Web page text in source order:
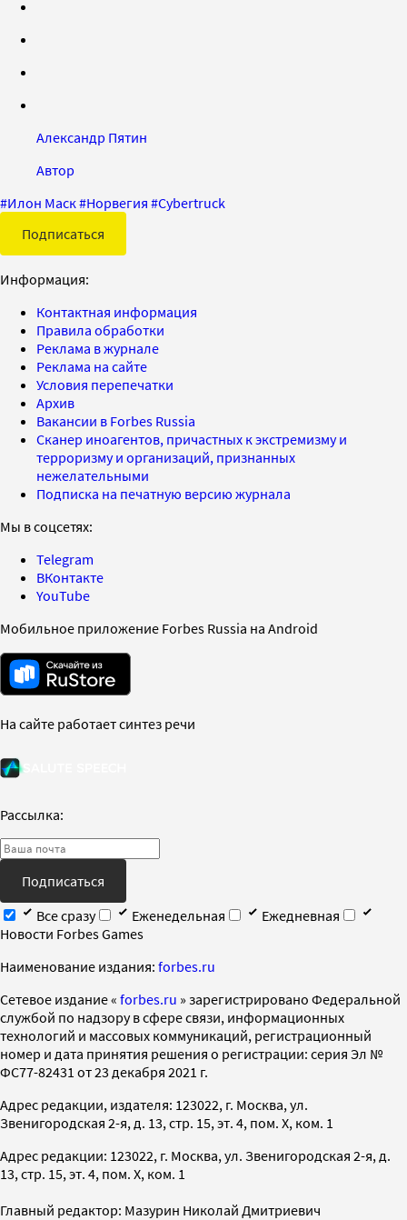
Александр Пятин
Автор
#Илон Маск#Норвегия #Cybertruck
Подписаться
Информация:
Контактная информация
Правила обработки
Реклама в журнале
Реклама на сайте
Условия перепечатки
Архив
Вакансии в Forbes Russia
Сканер иноагентов, причастных к экстремизму и
терроризму и организаций, признанных
нежелательными
Подписка на печатную версию журнала
Мы в соцсетях:
Telegram
ВКонтакте
YouTube
Мобильное приложение Forbes Russia на Android
На сайте работает синтез речи
Рассылка:
Подписаться
Все сразу
Еженедельная
Ежедневная
Новости Forbes Games
Наименование издания: forbes.ru
Cетевое издание « forbes.ru » зарегистрировано Федеральной
службой по надзору в сфере связи, информационных
технологий и массовых коммуникаций, регистрационный
номер и дата принятия решения о регистрации: серия Эл №
ФС77-82431 от 23 декабря 2021 г.
Адрес редакции, издателя: 123022, г. Москва, ул.
Звенигородская 2-я, д. 13, стр. 15, эт. 4, пом. X, ком. 1
Адрес редакции: 123022, г. Москва, ул. Звенигородская 2-я, д.
13, стр. 15, эт. 4, пом. X, ком. 1
Главный редактор: Мазурин Николай Дмитриевич